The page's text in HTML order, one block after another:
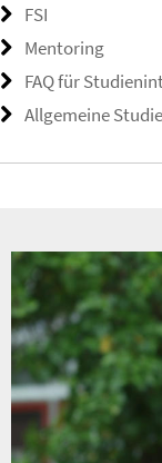
FSI
Mentoring
FAQ für
Allgemeine